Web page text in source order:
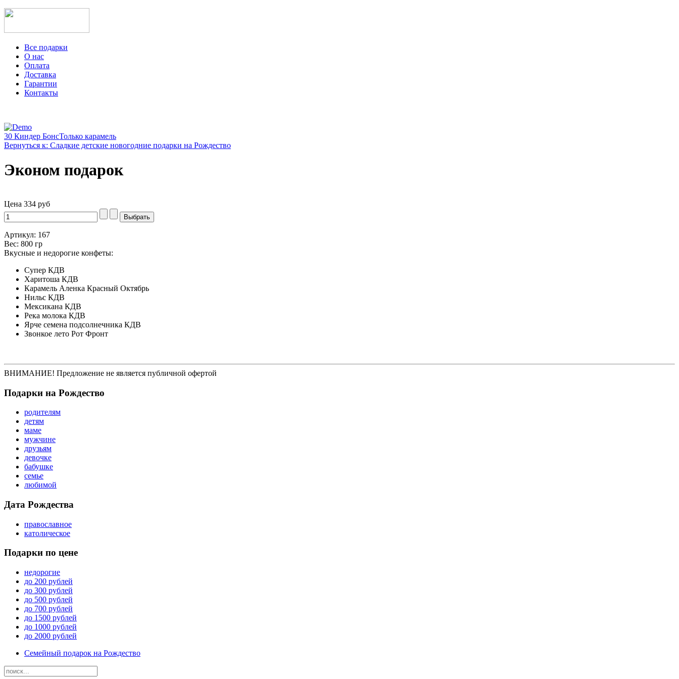
Все подарки
О нас
Оплата
Доставка
Гарантии
Контакты
30 Киндер БонсТолько карамель
Вернуться к: Сладкие детские новогодние подарки на Рождество
Эконом подарок
Цена 334 руб
Артикул: 167
Вес: 800 гр
Вкусные и недорогие конфеты:
Супер КДВ
Харитоша КДВ
Карамель Аленка Красный Октябрь
Нильс КДВ
Мексикана КДВ
Река молока КДВ
Ярче семена подсолнечника КДВ
Звонкое лето Рот Фронт
ВНИМАНИЕ! Предложение не является публичной офертой
Подарки на Рождество
родителям
детям
маме
мужчине
друзьям
девочке
бабушке
семье
любимой
Дата Рождества
православное
католическое
Подарки по цене
недорогие
до 200 рублей
до 300 рублей
до 500 рублей
до 700 рублей
до 1500 рублей
до 1000 рублей
до 2000 рублей
Семейный подарок на Рождество